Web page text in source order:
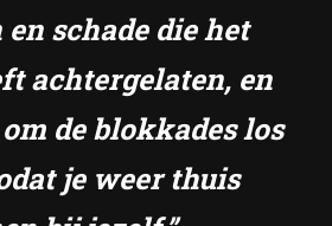
en schade die het
achtergelaten, en
de blokkades los
je weer thuis